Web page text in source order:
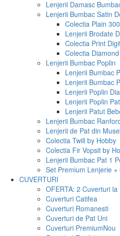
Lenjerii Damasc
Lenjerii Bumbac Satin
Colectia Plain
Lenjerii Brodate
Colectia Print
Colectia
Lenjerii Bumbac Poplin
Lenjerii Bumbac
Lenjerii Bumbac
Lenjerii Poplin
Lenjerii Poplin
Lenjerii Patut
Lenjerii Bumbac
Lenjerii de Pat din
Colectia Twill by Hobby
Colectia Fir Vopsit by
Lenjerii Bumbac Pat 1
Set Premium Lenjerie
CUVERTURI
OFERTA: 2 Cuverturi
Cuverturi Catifea
Cuverturi Romanesti
Cuverturi de Pat Uni
Cuverturi PremiumNou